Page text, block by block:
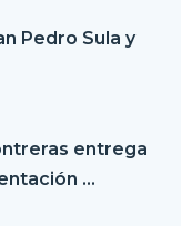
Pedro Sula y
entrega
...